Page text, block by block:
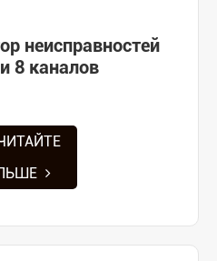
неисправностей
8 каналов